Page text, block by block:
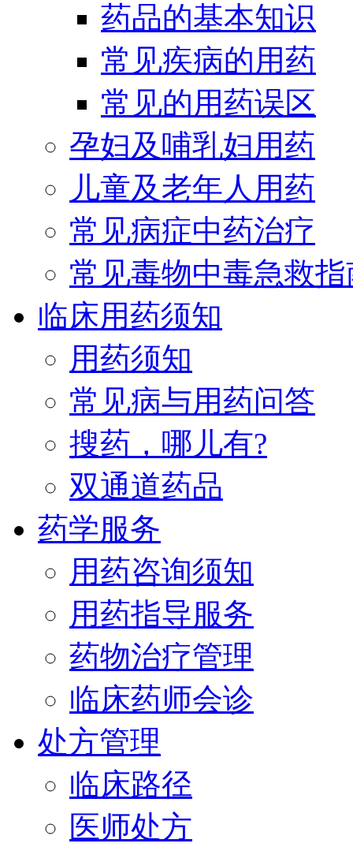
药品的基本知识
常见疾病的用药
常见的用药误区
孕妇及哺乳妇用药
儿童及老年人用药
常见病症中药治疗
常见毒物中毒急救指
临床用药须知
用药须知
常见病与用药问答
搜药，哪儿有?
双通道药品
药学服务
用药咨询须知
用药指导服务
药物治疗管理
临床药师会诊
处方管理
临床路径
医师处方